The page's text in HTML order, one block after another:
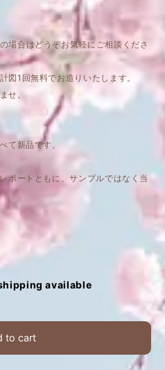
場合はどうぞお気軽にご相談くださ
図1回無料でお造りいたします。
せ。
て新品です。
ポートともに、サンプルではなく当
available
to cart